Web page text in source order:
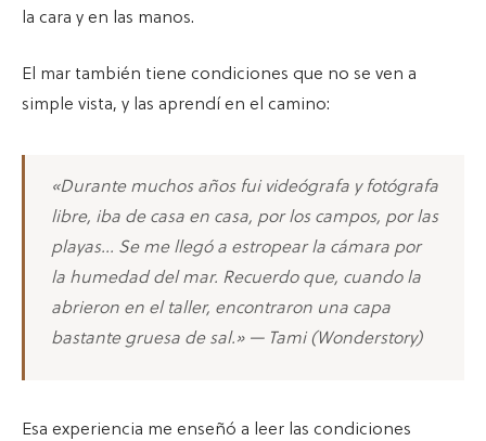
la cara y en las manos.
El mar también tiene condiciones que no se ven a
simple vista, y las aprendí en el camino:
«Durante muchos años fui videógrafa y fotógrafa
libre, iba de casa en casa, por los campos, por las
playas… Se me llegó a estropear la cámara por
la humedad del mar. Recuerdo que, cuando la
abrieron en el taller, encontraron una capa
bastante gruesa de sal.» — Tami (Wonderstory)
Esa experiencia me enseñó a leer las condiciones